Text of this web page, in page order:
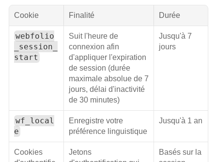
Cookie Finalité Durée
webfolio
_session_
start
Suit l'heure de
connexion afin
d'appliquer l'expiration
de session (durée
maximale absolue de 7
jours, délai d'inactivité
de 30 minutes)
Jusqu'à 7
jours
wf_local
e
Enregistre votre
préférence linguistique
Jusqu'à 1 an
Cookies
Jetons
Basés sur la